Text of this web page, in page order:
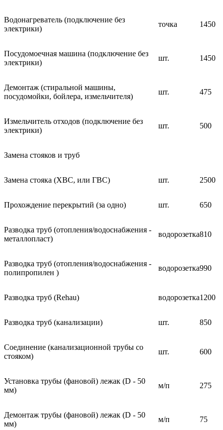
Водонагреватель (подключение без
электрики)
точка 1450
Посудомоечная машина (подключение без
электрики)
шт. 1450
Демонтаж (стиральной машины,
посудомойки, бойлера, измельчителя)
шт. 475
Измельчитель отходов (подключение без
электрики)
шт. 500
Замена стояков и труб
Замена стояка (ХВС, или ГВС) шт. 2500
Прохождение перекрытий (за одно) шт. 650
Разводка труб (отопления/водоснабжения -
металлопласт)
водорозетка810
Разводка труб (отопления/водоснабжения -
полипропилен )
водорозетка990
Разводка труб (Rehau) водорозетка1200
Разводка труб (канализации) шт. 850
Соединение (канализационной трубы со
стояком)
шт. 600
Установка трубы (фановой) лежак (D - 50
мм)
м/п 275
Демонтаж трубы (фановой) лежак (D - 50
мм)
м/п 75